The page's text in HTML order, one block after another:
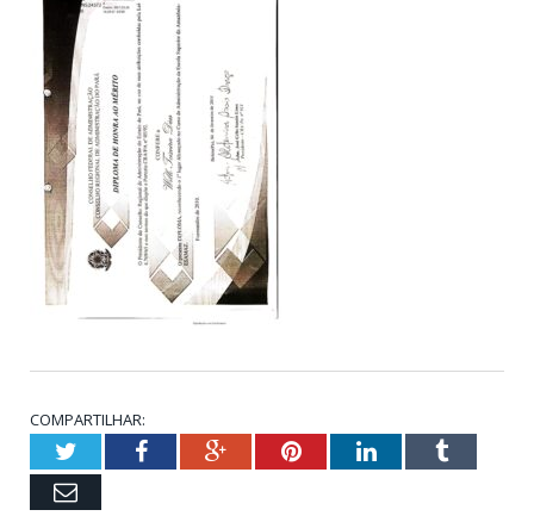
COMPARTILHAR:
TwitterFacebookGoogle+PinterestLinkedInTumblr
Email